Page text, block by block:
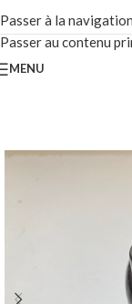
Passer à la navigation
Passer au contenu
MENU